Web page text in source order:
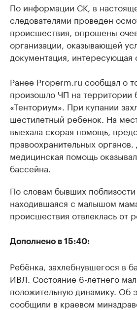
По информации СК, в
следователями проведен
происшествия, опрошены
организации, оказывающей
документация, интересующая
Ранее Properm.ru сообщал о
произошло ЧП на территории
«Тенториум». При купании
шестилетный ребенок. На
выехала скорая помощь,
правоохранительных
медицинская помощь
бассейна.
По словам бывших поблизости
находившаяся с малышом
происшествия отвлеклась от
Дополнено в 15:40:
Ребёнка, захлебнувшегося в
ИВЛ. Состояние 6-летнего
положительную динамику. Об
сообщили в краевом